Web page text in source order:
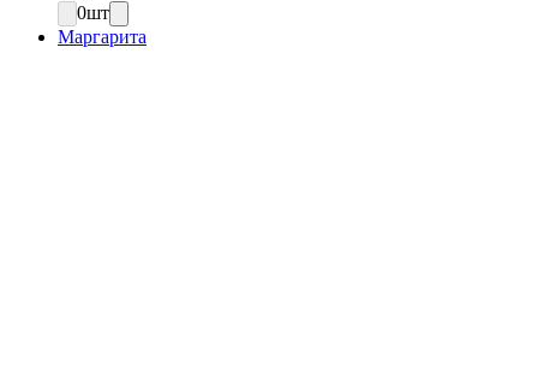
0шт
Маргарита